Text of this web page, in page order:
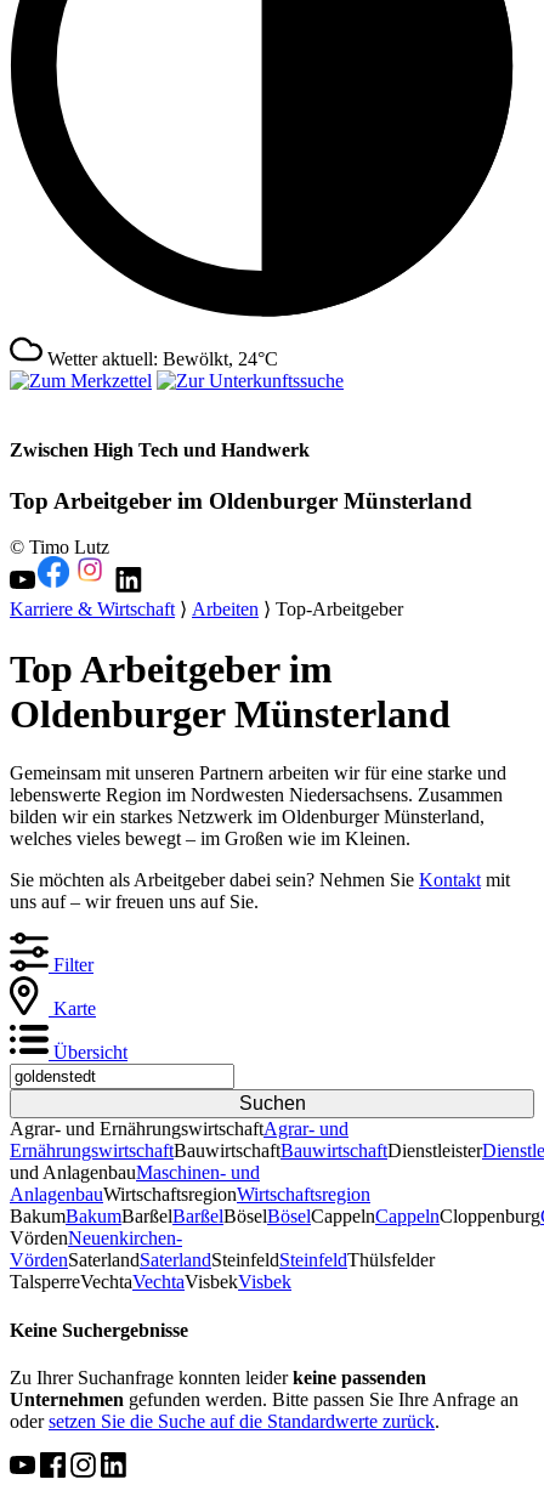
Wetter aktuell: Bewölkt, 24°C
Zwischen High Tech und Handwerk
Top Arbeitgeber im Oldenburger Münsterland
© Timo Lutz
Karriere & Wirtschaft⟩ Arbeiten ⟩ Top-Arbeitgeber
Top Arbeitgeber im
Oldenburger Münsterland
Gemeinsam mit unseren Partnern arbeiten wir für eine starke und
lebenswerte Region im Nordwesten Niedersachsens. Zusammen
bilden wir ein starkes Netzwerk im Oldenburger Münsterland,
welches vieles bewegt – im Großen wie im Kleinen.
Sie möchten als Arbeitgeber dabei sein? Nehmen Sie Kontakt mit
uns auf – wir freuen uns auf Sie.
Filter
Karte
Übersicht
Agrar- und ErnährungswirtschaftAgrar- und
ErnährungswirtschaftBauwirtschaftBauwirtschaftDienstleister
und AnlagenbauMaschinen- und
AnlagenbauWirtschaftsregionWirtschaftsregion
BakumBakumBarßelBarßelBöselBöselCappelnCappelnCloppenburg
VördenNeuenkirchen-
VördenSaterlandSaterlandSteinfeldSteinfeldThülsfelder
TalsperreVechtaVechtaVisbekVisbek
Keine Suchergebnisse
Zu Ihrer Suchanfrage konnten leiderkeine passenden
Unternehmen gefunden werden. Bitte passen Sie Ihre Anfrage an
odersetzen Sie die Suche auf die Standardwerte zurück.